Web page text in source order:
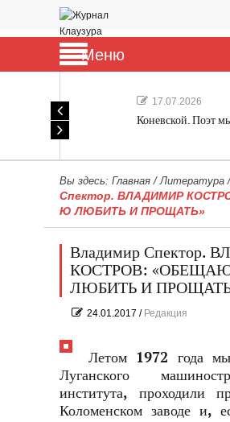
Меню
17.07.2026
Коневской. Поэт
Вы здесь: Главная /Литература
Спектор. ВЛАДИМИР
Ю ЛЮБИТЬ И ПРОЩАТЬ»
Владимир Спектор.
КОСТРОВ:
ЛЮБИТЬ И
24.01.2017 / Редакция
Летом 1972 года
Луганского
института, проходили
Коломенском заводе и,